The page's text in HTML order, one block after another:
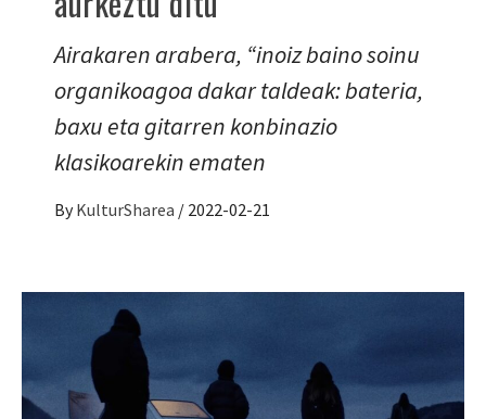
Airakaren arabera, “inoiz baino soinu
organikoagoa dakar taldeak: bateria,
baxu eta gitarren konbinazio
klasikoarekin ematen
By KulturSharea / 2022-02-21